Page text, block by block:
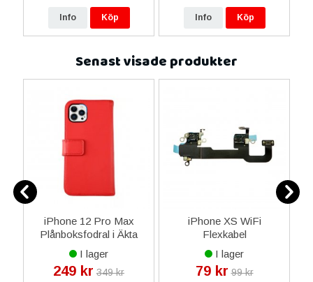
Info Köp Info Köp
Senast visade produkter
iPhone 12 Pro Max
Plånboksfodral i Äkta
Läder - Röd
I lager
249 kr 349 kr
iPhone XS WiFi
Flexkabel
I lager
79 kr 99 kr